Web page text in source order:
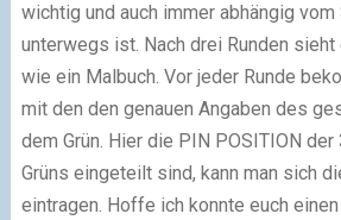
wichtig und auch immer abhängig
unterwegs ist. Nach drei Runden sieht
wie ein Malbuch. Vor jeder Runde
mit den den genauen Angaben des
dem Grün. Hier die PIN POSITION der
Grüns eingeteilt sind, kann man sich
eintragen. Hoffe ich konnte euch